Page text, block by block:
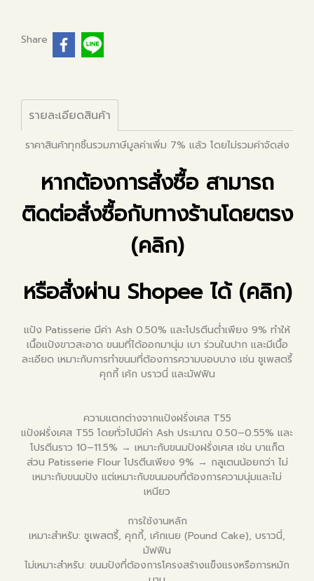
Share
รายละเอียดสินค้า
ราคาสินค้าทุกชิ้นรวมภาษีมูลค่าเพิ่ม 7% แล้ว โดยไม่รวมค่าจัดส่ง
หากต้องการสั่งซื้อ สามารถ
ติดต่อสั่งซื้อกับทางร้านโดยตรง
(คลิก)
หรือสั่งผ่าน Shopee ได้ (คลิก)
แป้ง Patisserie มีค่า Ash 0.50% และโปรตีนต่ำเพียง 9% ทำให้
เนื้อแป้งขาวสะอาด ขนมที่ได้ออกมานุ่ม เบา ร่วนในปาก และมีเนื้อ
ละเอียด เหมาะกับการทำขนมที่ต้องการความบอบบาง เช่น ชูเพสตรี้
คุกกี้ เค้ก บราวนี่ และมัฟฟิน
ความแตกต่างจากแป้งฝรั่งเศส T55
แป้งฝรั่งเศส T55 โดยทั่วไปมีค่า Ash ประมาณ 0.50–0.55% และ
โปรตีนราว 10–11.5% → เหมาะกับขนมปังฝรั่งเศส เช่น บาแก็ต
ส่วน Patisserie Flour โปรตีนเพียง 9% → กลูเตนน้อยกว่า ไม่
เหมาะกับขนมปัง แต่เหมาะกับขนมอบที่ต้องการความนุ่มและไม่
เหนียว
การใช้งานหลัก
เหมาะสำหรับ: ชูเพสตรี้, คุกกี้, เค้กเนย (Pound Cake), บราวนี่,
มัฟฟิน
ไม่เหมาะสำหรับ: ขนมปังที่ต้องการโครงสร้างแข็งแรงหรือการหมัก